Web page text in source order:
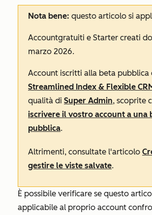
Nota bene: questo articolo si
Accountgratuiti e Starter creati
marzo 2026.
Account iscritti alla beta pubblica
Streamlined Index & Flexible
qualità di Super Admin, scoprite
iscrivere il vostro account a una
pubblica.
Altrimenti, consultate l'articolo
gestire le viste salvate.
È possibile verificare se questo
applicabile al proprio account